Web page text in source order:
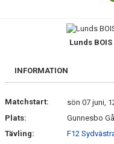
BILDGALLERI
KONTAKT
Lunds
INFORMATION
Matchstart:
sön 07 juni,
Plats:
Gunnesbo
Tävling:
F12